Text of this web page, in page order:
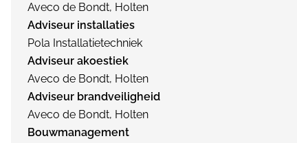
Aveco de Bondt, Holten
Adviseur installaties
Pola Installatietechniek
Adviseur akoestiek
Aveco de Bondt, Holten
Adviseur brandveiligheid
Aveco de Bondt, Holten
Bouwmanagement